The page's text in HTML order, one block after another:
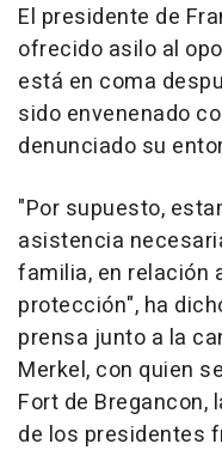
El presidente de
ofrecido asilo al
está en coma
sido envenenado
denunciado su
"Por supuesto,
asistencia
familia, en relación
protección", ha
prensa junto a la
Merkel, con quien
Fort de Bregancon,
de los presidentes